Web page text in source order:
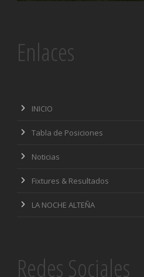
Enlaces
INICIO
Tabla de Posiciones
Noticias
Fixtures & Resultados
LA NOCHE ALTEÑA
Redes Sociales